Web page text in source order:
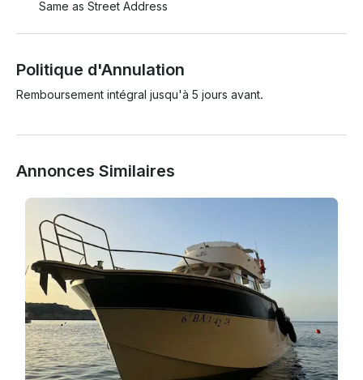
Same as Street Address
Politique d'Annulation
Remboursement intégral jusqu'à 5 jours avant.
Annonces Similaires